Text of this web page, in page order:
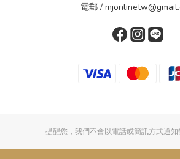
電郵 /
提醒您，我們不會以電話或簡訊方式通知